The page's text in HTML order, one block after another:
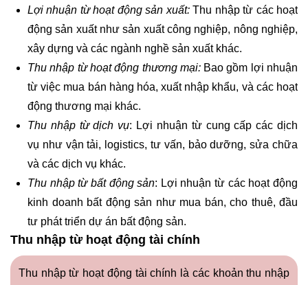
Lợi nhuận từ hoạt động sản xuất:Thu nhập từ các hoạt
động sản xuất như sản xuất công nghiệp, nông nghiệp,
xây dựng và các ngành nghề sản xuất khác.
Thu nhập từ hoạt động thương mại:Bao gồm lợi nhuận
từ việc mua bán hàng hóa, xuất nhập khẩu, và các hoạt
động thương mại khác.
Thu nhập từ dịch vụ: Lợi nhuận từ cung cấp các dịch
vụ như vận tải, logistics, tư vấn, bảo dưỡng, sửa chữa
và các dịch vụ khác.
Thu nhập từ bất động sản: Lợi nhuận từ các hoạt động
kinh doanh bất động sản như mua bán, cho thuê, đầu
tư phát triển dự án bất động sản.
Thu nhập từ hoạt động tài chính
Thu nhập từ hoạt động tài chính là các khoản thu nhập